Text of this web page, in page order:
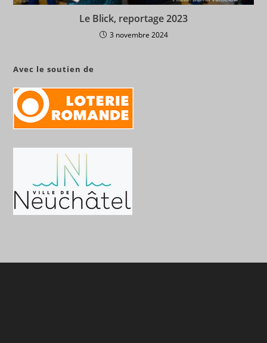
Le Blick, reportage 2023
3 novembre 2024
Avec le soutien de